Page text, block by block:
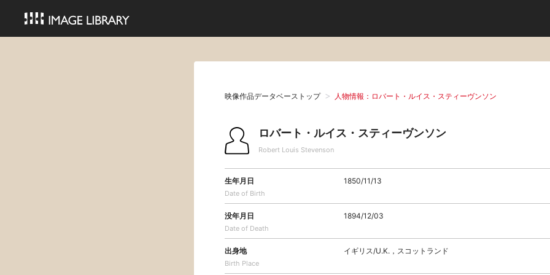
映像作品データベーストップ 人物情報：ロバート・ルイス・スティーヴンソン
ロバート・ルイス・スティーヴンソン
Robert Louis Stevenson
生年月日
Date of Birth
1850/11/13
没年月日
Date of Death
1894/12/03
出身地
Birth Place
イギリス/U.K.，スコットランド